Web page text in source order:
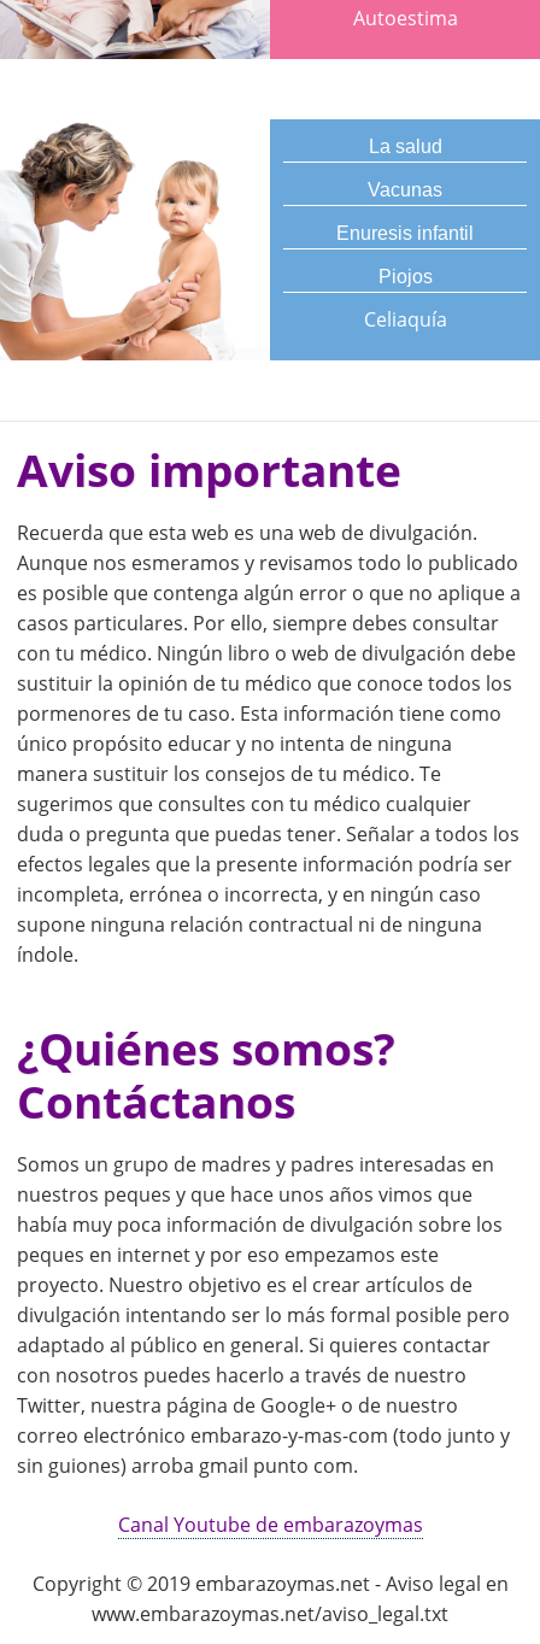
Autoestima
La salud
Vacunas
Enuresis infantil
Piojos
Celiaquía
Aviso importante
Recuerda que esta web es una web de divulgación.
Aunque nos esmeramos y revisamos todo lo publicado
es posible que contenga algún error o que no aplique a
casos particulares. Por ello, siempre debes consultar
con tu médico. Ningún libro o web de divulgación debe
sustituir la opinión de tu médico que conoce todos los
pormenores de tu caso. Esta información tiene como
único propósito educar y no intenta de ninguna
manera sustituir los consejos de tu médico. Te
sugerimos que consultes con tu médico cualquier
duda o pregunta que puedas tener. Señalar a todos los
efectos legales que la presente información podría ser
incompleta, errónea o incorrecta, y en ningún caso
supone ninguna relación contractual ni de ninguna
índole.
¿Quiénes somos?
Contáctanos
Somos un grupo de madres y padres interesadas en
nuestros peques y que hace unos años vimos que
había muy poca información de divulgación sobre los
peques en internet y por eso empezamos este
proyecto. Nuestro objetivo es el crear artículos de
divulgación intentando ser lo más formal posible pero
adaptado al público en general. Si quieres contactar
con nosotros puedes hacerlo a través de nuestro
Twitter, nuestra página de Google+ o de nuestro
correo electrónico embarazo-y-mas-com (todo junto y
sin guiones) arroba gmail punto com.
Canal Youtube de embarazoymas
Copyright © 2019 embarazoymas.net - Aviso legal en
www.embarazoymas.net/aviso_legal.txt